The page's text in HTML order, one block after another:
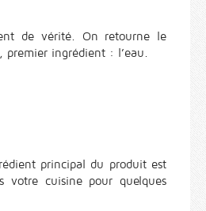
de vérité. On retourne le
ingrédient : l’eau.
principal du produit est
votre cuisine pour quelques